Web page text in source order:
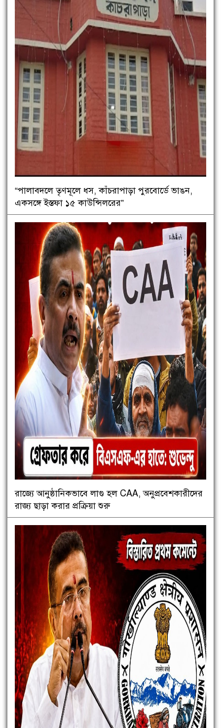
“পালাবদলে তৃণমূলে ধস, কাঁচরাপাড়া পুরবোর্ডে ভাঙন,
একসঙ্গে ইস্তফা ১৫ কাউন্সিলরের”
রাজ্যে আনুষ্ঠানিকভাবে লাগু হল CAA, অনুপ্রবেশকারীদের
রাজ্য ছাড়া করার প্রক্রিয়া শুরু